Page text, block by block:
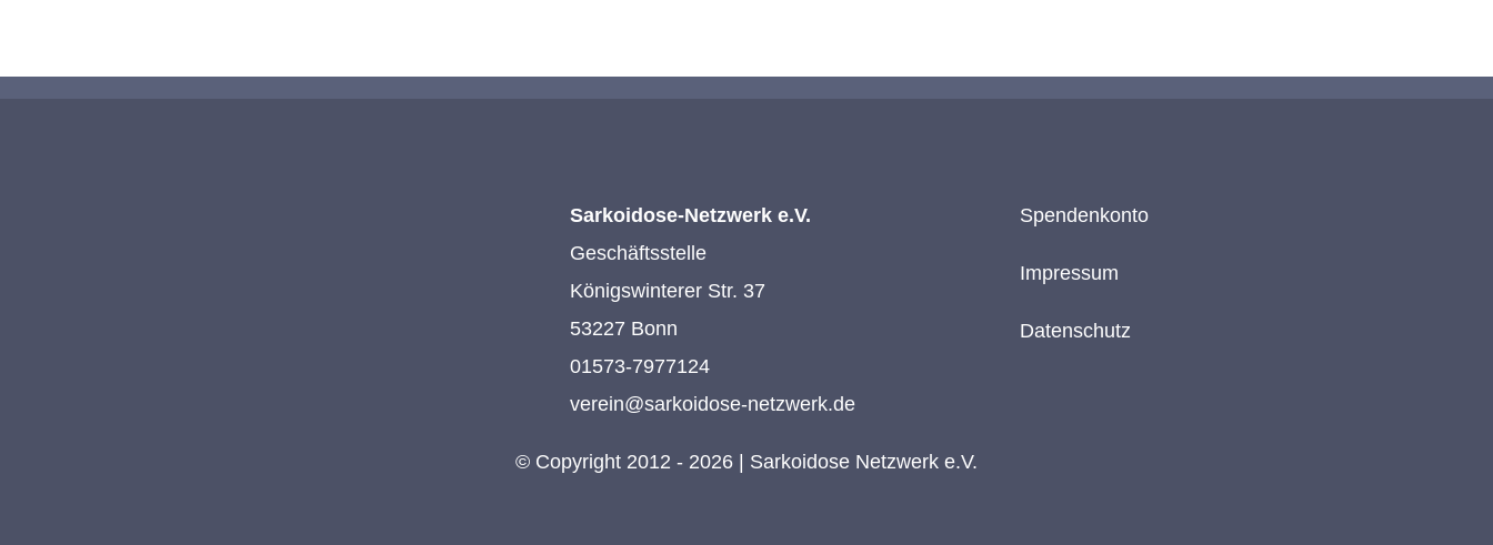
Sarkoidose-Netzwerk e.V.
Geschäftsstelle
Königswinterer Str. 37
53227 Bonn
01573-7977124
verein@sarkoidose-netzwerk.de
Spendenkonto
Impressum
Datenschutz
© Copyright 2012 - 2026 | Sarkoidose Netzwerk e.V.